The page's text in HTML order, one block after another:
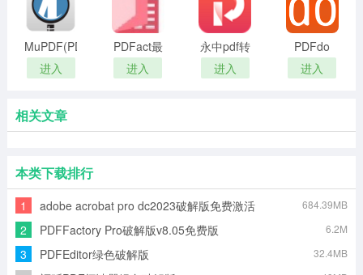
MuPDF(PDF
阅读器)
进入
PDFact最
新版
进入
永中pdf转
换器
进入
PDFdo
进入
相关文章
本类下载排行
1
adobe acrobat pro dc2023破解版免费激活
v2023.001.20064破解版
684.39MB
2 PDFFactory Pro破解版v8.05免费版 6.2M
3 PDFEditor绿色破解版 32.4MB